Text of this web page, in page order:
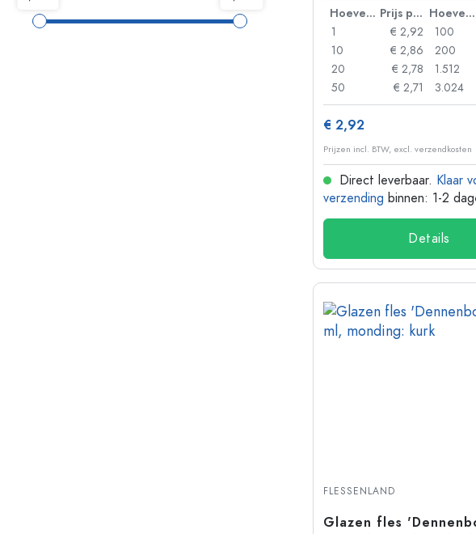
Hoeveelheid Prijs per eenheid Hoeveelheid
1
€ 2,92
10
€ 2,86
20
€ 2,78
50
€ 2,71
100
200
1.512
3.024
€ 2,92
Prijzen incl. BTW, excl. verzendkosten
Direct leverbaar. Klaar
verzending binnen: 1-2
Details
FLESSENLAND
Glazen fles